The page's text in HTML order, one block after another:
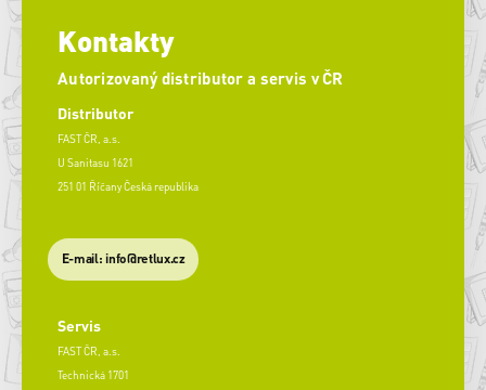
Kontakty
Autorizovaný distributor a servis v ČR
Distributor
FAST ČR, a.s.
U Sanitasu 1621
251 01 Říčany Česká republika
E-mail: info@retlux.cz
Servis
FAST ČR, a.s.
Technická 1701